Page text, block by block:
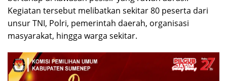
Kegiatan tersebut melibatkan sekitar 80 peserta dari
unsur TNI, Polri, pemerintah daerah, organisasi
masyarakat, hingga warga sekitar.